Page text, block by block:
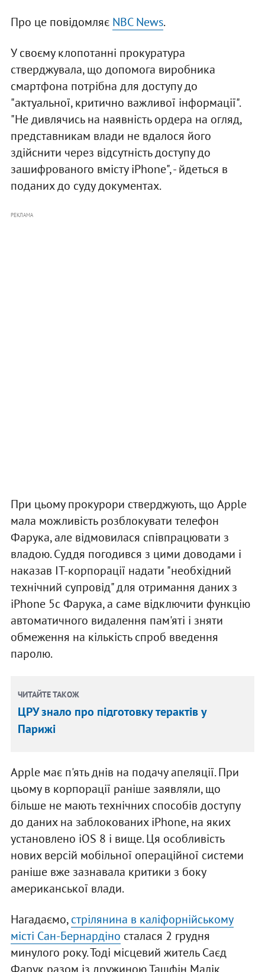
Про це повідомляє NBC News.
У своєму клопотанні прокуратура
стверджувала, що допомога виробника
смартфона потрібна для доступу до
"актуальної, критично важливої інформації".
"Не дивлячись на наявність ордера на огляд,
представникам влади не вдалося його
здійснити через відсутність доступу до
зашифрованого вмісту iPhone", - йдеться в
поданих до суду документах.
РЕКЛАМА
При цьому прокурори стверджують, що Apple
мала можливість розблокувати телефон
Фарука, але відмовилася співпрацювати з
владою. Суддя погодився з цими доводами і
наказав IT-корпорації надати "необхідний
технічний супровід" для отримання даних з
iPhone 5c Фарука, а саме відключити функцію
автоматичного видалення пам'яті і зняти
обмеження на кількість спроб введення
паролю.
ЧИТАЙТЕ ТАКОЖ
ЦРУ знало про підготовку терактів у
Парижі
Apple має п'ять днів на подачу апеляції. При
цьому в корпорації раніше заявляли, що
більше не мають технічних способів доступу
до даних на заблокованих iPhone, на яких
установлено iOS 8 і вище. Ця особливість
нових версій мобільної операційної системи
раніше вже зазнавала критики з боку
американської влади.
Нагадаємо,стрілянина в каліфорнійському
місті Сан-Бернардіно сталася 2 грудня
минулого року. Тоді місцевий житель Саєд